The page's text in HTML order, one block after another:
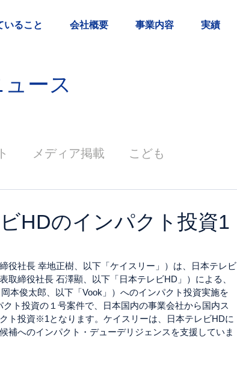
いること 会社概要 事業内容 実績
ュース
メディア掲載 こども
HDのインパクト投資1
役社長 幸地正樹、以下「ケイスリー」）は、日本テレビ
締役社長 石澤顯、以下「日本テレビHD」）による、
本俊太郎、以下「Vook」）へのインパクト投資実施を
ト投資の１号案件で、日本国内の事業会社から国内ス
ト投資※1となります。ケイスリーは、日本テレビHDに
補へのインパクト・デューデリジェンスを支援していま